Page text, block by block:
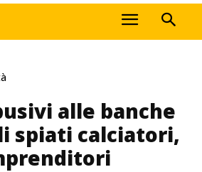
alle banche
spiati calciatori,